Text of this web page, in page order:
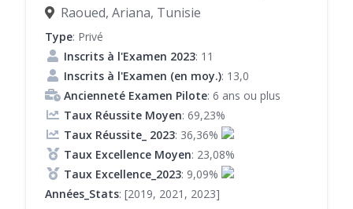
Raoued, Ariana, Tunisie
Type: Privé
Inscrits à l'Examen 2023: 11
Inscrits à l'Examen (en moy.): 13,0
Ancienneté Examen Pilote: 6 ans ou plus
Taux Réussite Moyen: 69,23%
Taux Réussite_ 2023: 36,36%
Taux Excellence Moyen: 23,08%
Taux Excellence_2023: 9,09%
Années_Stats: [2019, 2021, 2023]